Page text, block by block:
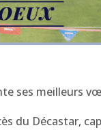
ses meilleurs
du Décastar,